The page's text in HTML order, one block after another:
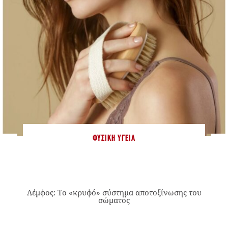
ΦΥΣΙΚΉ ΥΓΕΊΑ
Λέμφος: Το «κρυφό» σύστημα αποτοξίνωσης του
σώματος